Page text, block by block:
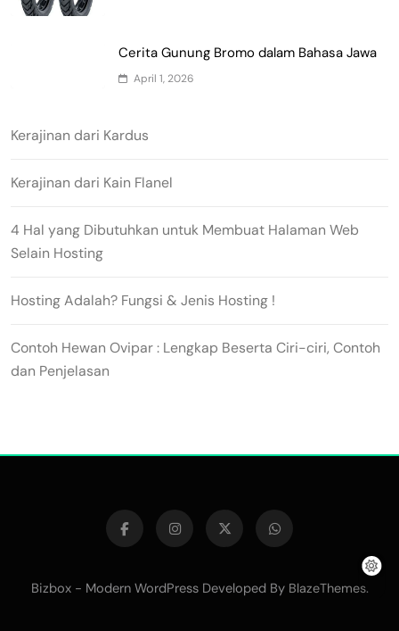
Cerita Gunung Bromo dalam Bahasa Jawa
April 1, 2026
Kerajinan dari Kardus
Kerajinan dari Kain Flanel
4 Hal yang Dibutuhkan untuk Membuat Halaman Web
Selain Hosting
Hosting Adalah? Fungsi & Jenis Hosting !
Contoh Hewan Ovipar : Lengkap Beserta Ciri-ciri, Contoh
dan Penjelasan
Bizbox - Modern WordPress Developed By BlazeThemes.